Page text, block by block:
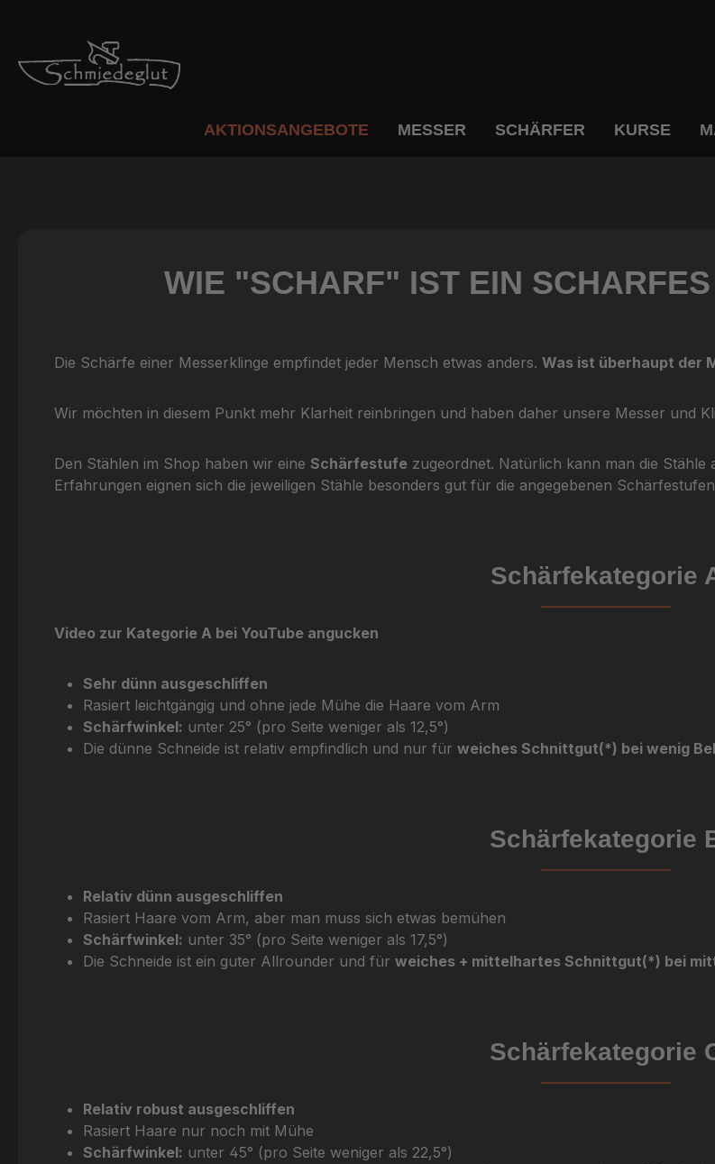
AKTIONSANGEBOTE MESSER SCHÄRFER KURSE
WIE "SCHARF" IST EIN
Die Schärfe einer Messerklinge empfindet jeder Mensch etwas anders. Was ist überhaupt der
Wir möchten in diesem Punkt mehr Klarheit reinbringen und haben daher unsere Messer und
Den Stählen im Shop haben wir eine Schärfestufe zugeordnet. Natürlich kann man die
Erfahrungen eignen sich die jeweiligen Stähle besonders gut für die angegebenen
Schärfekategorie
Video zur Kategorie A bei YouTube angucken
Sehr dünn ausgeschliffen
Rasiert leichtgängig und ohne jede Mühe die Haare vom Arm
Schärfwinkel: unter 25° (pro Seite weniger als 12,5°)
Die dünne Schneide ist relativ empfindlich und nur für weiches Schnittgut(*) bei wenig
Schärfekategorie
Relativ dünn ausgeschliffen
Rasiert Haare vom Arm, aber man muss sich etwas bemühen
Schärfwinkel: unter 35° (pro Seite weniger als 17,5°)
Die Schneide ist ein guter Allrounder und für weiches + mittelhartes Schnittgut(*) bei
Schärfekategorie
Relativ robust ausgeschliffen
Rasiert Haare nur noch mit Mühe
Schärfwinkel: unter 45° (pro Seite weniger als 22,5°)